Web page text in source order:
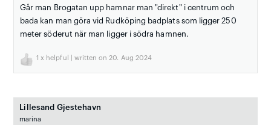
Går man Brogatan upp hamnar man "direkt" i centrum och
bada kan man göra vid Rudköping badplats som ligger 250
meter söderut när man ligger i södra hamnen.
1 x helpful | written on 20. Aug 2024
Lillesand Gjestehavn
marina